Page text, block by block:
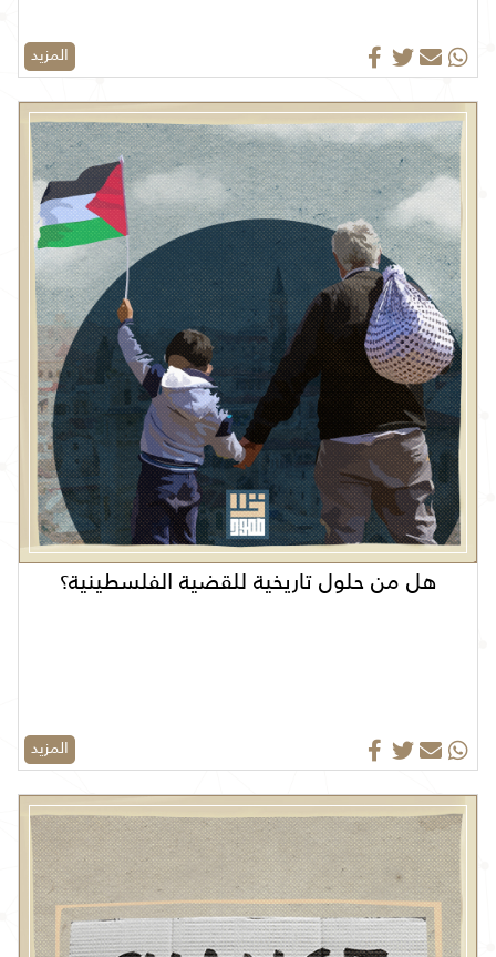
المزيد
هل من حلول تاريخية للقضية الفلسطينية؟
المزيد